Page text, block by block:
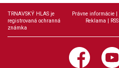
TRNAVSKÝ HLAS je
registrovaná ochranná
známka
Právne informácie |
Reklama | RSS